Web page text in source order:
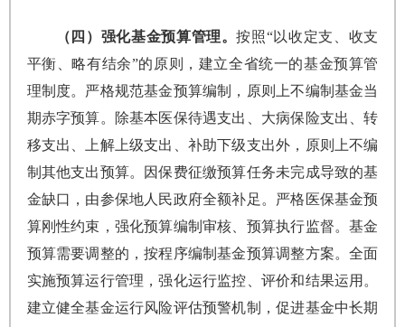
（四）强化基金预算管理。按照“以收定支、收支
平衡、略有结余”的原则，建立全省统一的基金预算管
理制度。严格规范基金预算编制，原则上不编制基金当
期赤字预算。除基本医保待遇支出、大病保险支出、转
移支出、上解上级支出、补助下级支出外，原则上不编
制其他支出预算。因保费征缴预算任务未完成导致的基
金缺口，由参保地人民政府全额补足。严格医保基金预
算刚性约束，强化预算编制审核、预算执行监督。基金
预算需要调整的，按程序编制基金预算调整方案。全面
实施预算运行管理，强化运行监控、评价和结果运用。
建立健全基金运行风险评估预警机制，促进基金中长期